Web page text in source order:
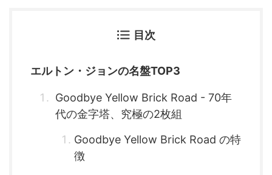
目次
エルトン・ジョンの名盤TOP3
Goodbye Yellow Brick Road - 70年
代の金字塔、究極の2枚組
Goodbye Yellow Brick Road の特
徴